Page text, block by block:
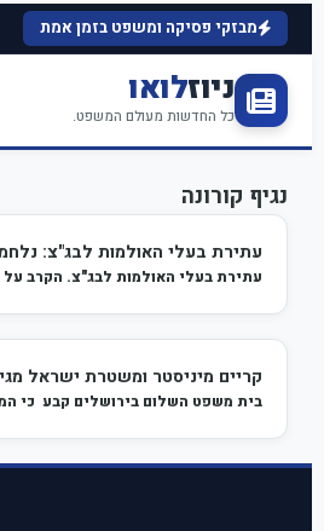
מבזקי פסיקה ומשפט בזמן אמת
ניוזלואו
כל החדשות מעולם המשפט.
נגיף קורונה
עתירת בעלי האולמות לבג"צ:
עתירת בעלי האולמות לבג"צ. הקרב
קריים מיניסטר ומשטרת ישראל
בית משפט השלום בירושלים קבע כי